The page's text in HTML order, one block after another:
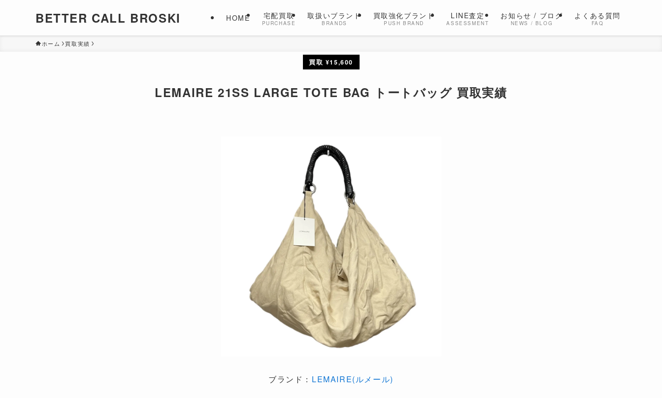
BETTER CALL BROSKI HOME 宅配買取
PURCHASE
取扱いブランド
BRANDS
買取強化ブランド
PUSH BRAND
LINE査定
ASSESSMENT
お知らせ / ブログ
NEWS / BLOG
よくある質問
FAQ
ホーム 買取実績
買取 ¥15,600
LEMAIRE 21SS LARGE TOTE BAG トートバッグ 買取実績
ブランド： LEMAIRE(ルメール)